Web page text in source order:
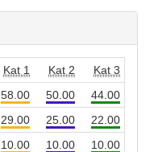
Kat 1 Kat 2
Kat 3
58.00 50.00
44.00
29.00 25.00
22.00
10.00 10.00
10.00